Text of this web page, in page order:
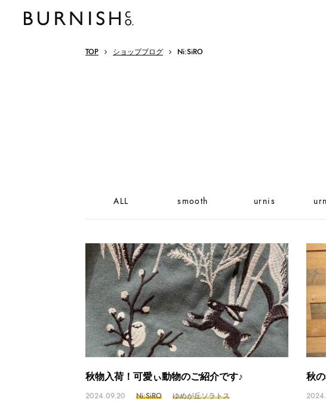
TOP ショップブログ Ni:SiRO
ALL smooth urnis
秋物入荷！可愛ぃ動物のご紹介です♪
2024.09.20 Ni:SiRO ゆめが丘ソラトス
秋